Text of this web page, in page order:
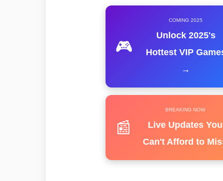
🎮
COMING 2025
Unlock 2025's
Hottest VIP
→
📰
BREAKING NOW
Live Updates You
Can't Afford to